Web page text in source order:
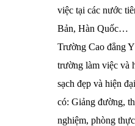
việc tại các nước
Bản, Hàn Quốc…
Trường Cao đẳng
trường làm việc và
sạch đẹp và hiện
có: Giảng đường,
nghiệm, phòng